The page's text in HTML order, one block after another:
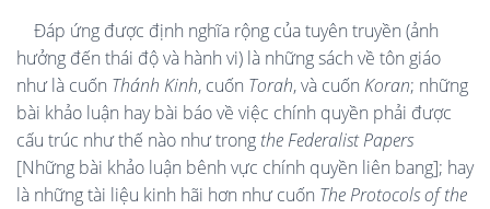
Đáp ứng được định nghĩa rộng của tuyên truyền (ảnh
hưởng đến thái độ và hành vi) là những sách về tôn giáo
như là cuốn Thánh Kinh, cuốn Torah, và cuốn Koran; những
bài khảo luận hay bài báo về việc chính quyền phải được
cấu trúc như thế nào như trong the Federalist Papers
[Những bài khảo luận bênh vực chính quyền liên bang]; hay
là những tài liệu kinh hãi hơn như cuốn The Protocols of the